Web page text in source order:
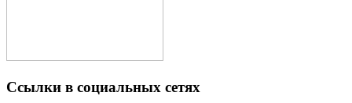
Ссылки в социальных сетях